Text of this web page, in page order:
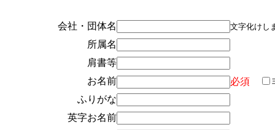
会社・団体名 文字化けし
所属名
肩書等
お名前
必須
ふりがな
英字お名前